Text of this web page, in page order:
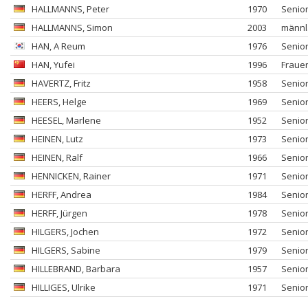
HALLMANNS, Peter 1970
HALLMANNS, Simon 2003
HAN, A Reum 1976
HAN, Yufei 1996
HAVERTZ, Fritz 1958
HEERS, Helge 1969
HEESEL, Marlene 1952
HEINEN, Lutz 1973
HEINEN, Ralf 1966
HENNICKEN, Rainer 1971
HERFF, Andrea 1984
HERFF, Jürgen 1978
HILGERS, Jochen 1972
HILGERS, Sabine 1979
HILLEBRAND, Barbara 1957
HILLIGES, Ulrike 1971